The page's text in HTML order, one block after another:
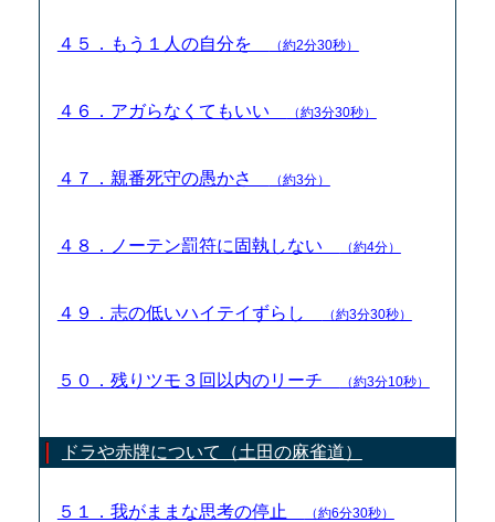
４５．もう１人の自分を （約2分30秒）
４６．アガらなくてもいい （約3分30秒）
４７．親番死守の愚かさ （約3分）
４８．ノーテン罰符に固執しない （約4分）
４９．志の低いハイテイずらし （約3分30秒）
５０．残りツモ３回以内のリーチ （約3分10秒）
ドラや赤牌について（土田の麻雀道）
５１．我がままな思考の停止 （約6分30秒）